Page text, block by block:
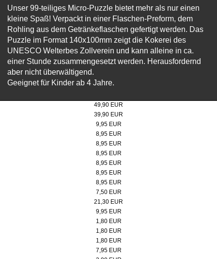
Unser 99-teiliges Micro-Puzzle bietet mehr als nur einen
kleine Spaß! Verpackt in einer Flaschen-Preform, dem
Rohling aus dem Getränkeflaschen gefertigt werden. Das
Puzzle im Format 140x100mm zeigt die Kokerei des
UNESCO Welterbes Zollverein und kann alleine in ca.
einer Stunde zusammengesetzt werden. Herausfordernd
aber nicht überwältigend.
Geeignet für Kinder ab 4 Jahre.
49,90 EUR
Steiff Teddybär "Bärgmann" 21cm
39,90 EUR
Poster 50x70 cm, Doppelbock Abendrot
9,95 EUR
Micro-Puzzle, Motiv: Doppelbock
8,95 EUR
Micro-Puzzle Motiv: Kokerei
8,95 EUR
Micro-Puzzle, Motiv: Doppelbock Extraschicht
8,95 EUR
Micro-Puzzle, Motiv: Kokerei Extraschicht
8,95 EUR
Micro-Puzzle, Motiv: Werksschwimmbad
8,95 EUR
Micro-Puzzle, Motiv: Lageplan
8,95 EUR
Badeente
7,50 EUR
Pitchgabel
21,30 EUR
Spieluhr Steigerlied, Zollverein-Edition
9,95 EUR
Button, rot/weiß
1,80 EUR
Button, schwarz
1,80 EUR
Button, rot
1,80 EUR
Jacken- und Taschenhalter
7,95 EUR
Kühlschrankmagnet & Kapselheber, Doppelbock schwarz/weiß